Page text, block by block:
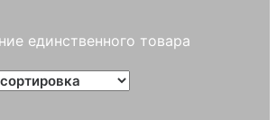
единственного товара